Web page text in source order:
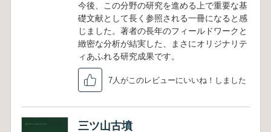
今後、この分野の研究を進める上で重要な基
礎文献として長く参照される一冊になると感
じました。著者の長年のフィールドワークと
緻密な分析が結実した、まさにオリジナリテ
ィあふれる研究成果です。
7人がこのレビューにいいね！しました
三ツ山古墳